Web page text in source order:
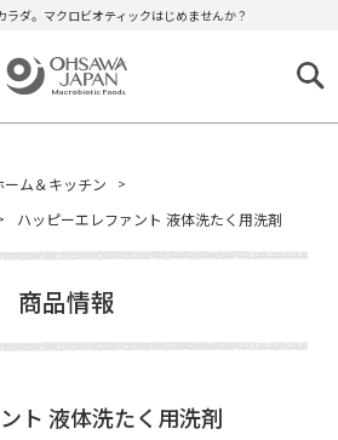
ラダ。マクロビオティックはじめませんか？
ーム＆キッチン
ハッピーエレファント 液体洗たく用洗剤
商品情報
ト 液体洗たく用洗剤